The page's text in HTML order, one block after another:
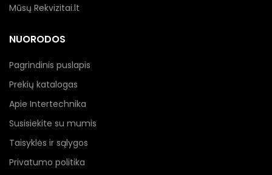
Mūsų Rekvizitai.lt
NUORODOS
Pagrindinis puslapis
Prekių katalogas
Apie Intertechnika
Susisiekite su mumis
Taisyklės ir sąlygos
Privatumo politika